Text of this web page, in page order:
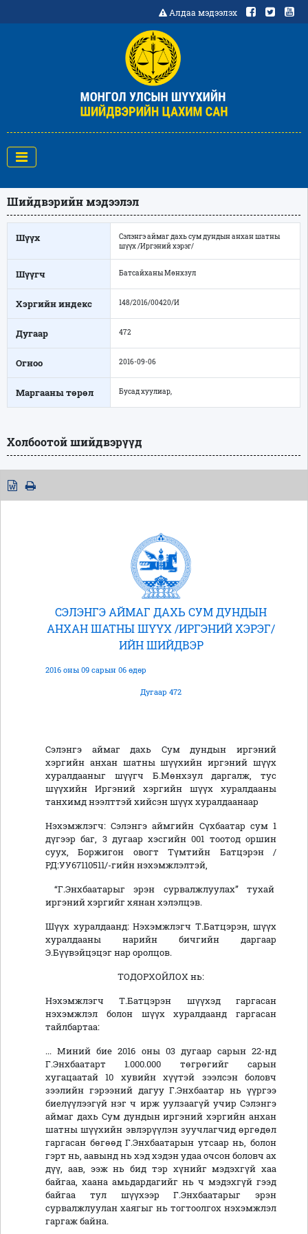
Алдаа мэдээлэх
Шийдвэрийн мэдээлэл
Шүүх
Сэлэнгэ аймаг дахь сум дундын анхан шатны
шүүх /Иргэний хэрэг/
Шүүгч Батсайханы Мөнхзул
Хэргийн индекс 148/2016/00420/И
Дугаар 472
Огноо 2016-09-06
Маргааны төрөл Бусад хуулиар,
Холбоотой шийдвэрүүд
СЭЛЭНГЭ АЙМАГ ДАХЬ СУМ ДУНДЫН
АНХАН ШАТНЫ ШҮҮХ /ИРГЭНИЙ ХЭРЭГ/
ИЙН ШИЙДВЭР
2016 оны 09 сарын 06 өдөр
Дугаар 472
Сэлэнгэ аймаг дахь Сум дундын иргэний
хэргийн анхан шатны шүүхийн иргэний шүүх
хуралдааныг шүүгч Б.Мөнхзул даргалж, тус
шүүхийн Иргэний хэргийн шүүх хуралдааны
танхимд нээлттэй хийсэн шүүх хуралдаанаар
Нэхэмжлэгч: Сэлэнгэ аймгийн Сүхбаатар сум 1
дүгээр баг, 3 дугаар хэсгийн 001 тоотод оршин
суух, Боржигон овогт Түмтийн Батцэрэн /
РД:УУ67110511/-гийн нэхэмжлэлтэй,
“Г.Энхбаатарыг эрэн сурвалжлуулах” тухай
иргэний хэргийг хянан хэлэлцэв.
Шүүх хуралдаанд: Нэхэмжлэгч Т.Батцэрэн, шүүх
хуралдааны нарийн бичгийн даргаар
Э.Бүүвэйцэцэг нар оролцов.
ТОДОРХОЙЛОХ нь:
Нэхэмжлэгч Т.Батцэрэн шүүхэд гаргасан
нэхэмжлэл болон шүүх хуралдаанд гаргасан
тайлбартаа:
... Миний бие 2016 оны 03 дугаар сарын 22-нд
Г.Энхбаатарт 1.000.000 төгрөгийг сарын
хугацаатай 10 хувийн хүүтэй зээлсэн боловч
зээлийн гэрээний дагуу Г.Энхбаатар нь үүргээ
биелүүлээгүй нэг ч ирж уулзаагүй учир Сэлэнгэ
аймаг дахь Сум дундын иргэний хэргийн анхан
шатны шүүхийн эвлэрүүлэн зуучлагчид өргөдөл
гаргасан бөгөөд Г.Энхбаатарын утсаар нь, болон
гэрт нь, аавынд нь хэд хэдэн удаа очсон боловч ах
дүү, аав, ээж нь бид тэр хүнийг мэдэхгүй хаа
байгаа, хаана амьдардагийг нь ч мэдэхгүй гээд
байгаа тул шүүхээр Г.Энхбаатарыг эрэн
сурвалжлуулан хаягыг нь тогтоолгох нэхэмжлэл
гаргаж байна.